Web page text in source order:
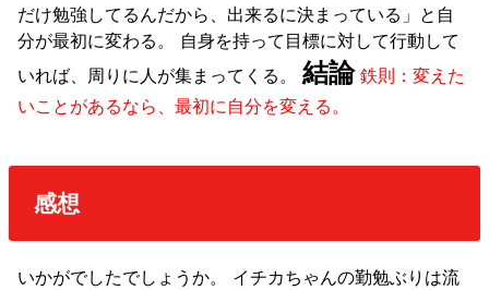
だけ勉強してるんだから、出来るに決まっている」と自
分が最初に変わる。 自身を持って目標に対して行動して
いれば、周りに人が集まってくる。結論 鉄則：変えた
いことがあるなら、最初に自分を変える。
感想
いかがでしたでしょうか。 イチカちゃんの勤勉ぶりは流